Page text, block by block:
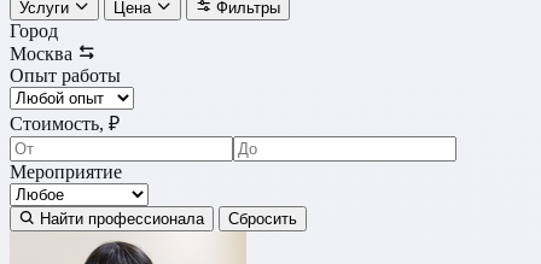
Услуги Цена Фильтры
Город
Москва
Опыт работы
Стоимость, ₽
Мероприятие
Найти профессионала Сбросить